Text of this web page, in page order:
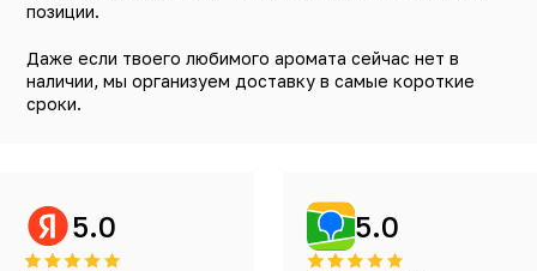
позиции.
Даже если твоего любимого аромата сейчас нет в
наличии, мы организуем доставку в самые короткие
сроки.
5.0 5.0